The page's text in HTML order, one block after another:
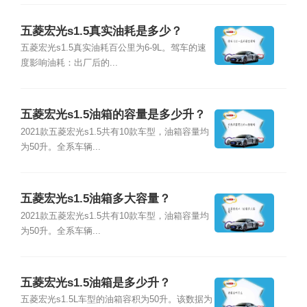
五菱宏光s1.5真实油耗是多少？
五菱宏光s1.5真实油耗百公里为6-9L。驾车的速
度影响油耗：出厂后的...
五菱宏光s1.5油箱的容量是多少升？
2021款五菱宏光s1.5共有10款车型，油箱容量均
为50升。全系车辆...
五菱宏光s1.5油箱多大容量？
2021款五菱宏光s1.5共有10款车型，油箱容量均
为50升。全系车辆...
五菱宏光s1.5油箱是多少升？
五菱宏光s1.5L车型的油箱容积为50升。该数据为